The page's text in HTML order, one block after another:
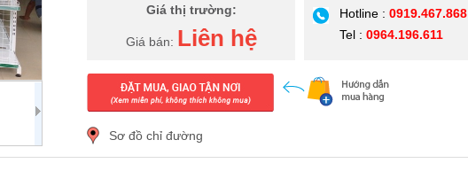
Giá thị trường:
Giá bán: Liên hệ
Hotline : 0919.467.868
Tel : 0964.196.611
Sơ đồ chỉ đường